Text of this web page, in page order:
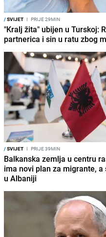
/SVIJET I PRIJE 29MIN
"Kralj žita" ubijen u Turskoj:
partnerica i sin u ratu zbog
/SVIJET I PRIJE 39MIN
Balkanska zemlja u centru
ima novi plan za migrante, a
u Albaniji